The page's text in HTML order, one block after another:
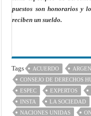
puestos son honorarios y
reciben un sueldo.
Tags ACUERDO
CONSEJO DE DERECHOS
ESPEC
EXPERTOS
INSTA
LA SOCIEDAD
NACIONES UNIDAS